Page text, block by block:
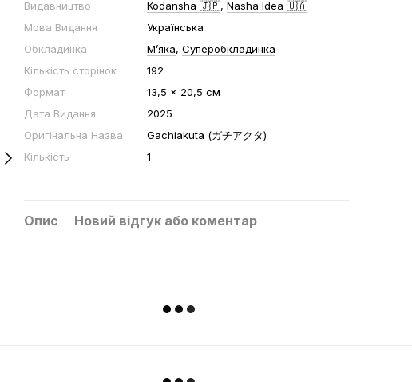
Видавництво
Kodansha 🇯🇵, Nasha Idea 🇺🇦
Мова Видання
Українська
Обкладинка
Мʼяка, Суперобкладинка
Кількість сторінок
192
Формат
13,5 x 20,5 см
Дата Видання
2025
Оригінальна Назва
Gachiakuta (ガチアクタ)
Кількість
1
Опис Новий відгук або коментар